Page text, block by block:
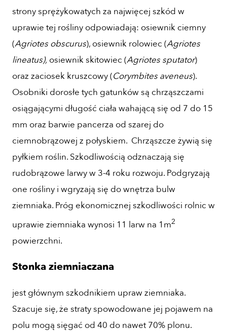
strony sprężykowatych za najwięcej szkód w
uprawie tej rośliny odpowiadają: osiewnik ciemny
(Agriotes obscurus), osiewnik rolowiec (Agriotes
lineatus), osiewnik skitowiec (Agriotes sputator)
oraz zaciosek kruszcowy (Corymbites aveneus).
Osobniki dorosłe tych gatunków są chrząszczami
osiągającymi długość ciała wahającą się od 7 do 15
mm oraz barwie pancerza od szarej do
ciemnobrązowej z połyskiem. Chrząszcze żywią się
pyłkiem roślin. Szkodliwością odznaczają się
rudobrązowe larwy w 3-4 roku rozwoju. Podgryzają
one rośliny i wgryzają się do wnętrza bulw
ziemniaka. Próg ekonomicznej szkodliwości rolnic w
uprawie ziemniaka wynosi 11 larw na 1m2
powierzchni.
Stonka ziemniaczana
jest głównym szkodnikiem upraw ziemniaka.
Szacuje się, że straty spowodowane jej pojawem na
polu mogą sięgać od 40 do nawet 70% plonu.